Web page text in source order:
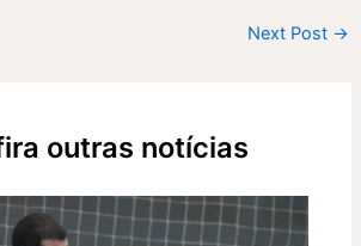
Next Post →
outras notícias